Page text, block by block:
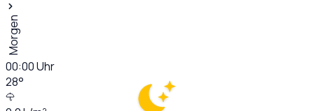
Morgen
00:00Uhr
28°